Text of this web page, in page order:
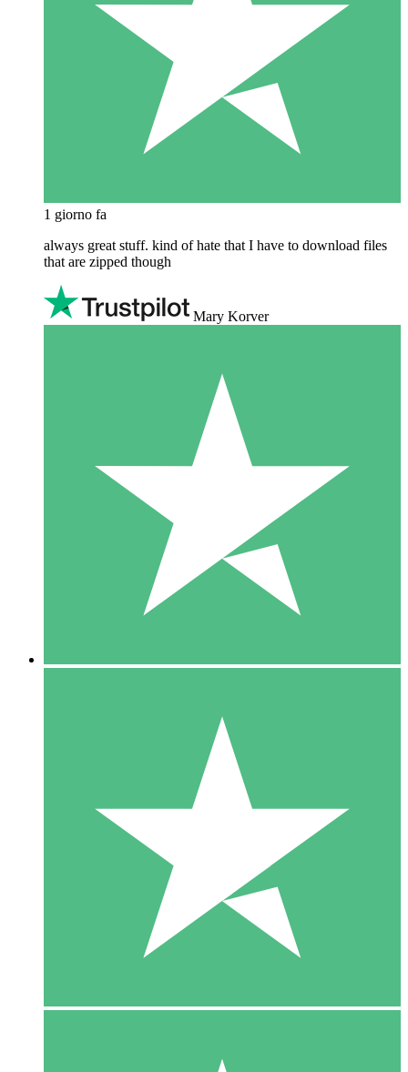
1 giorno fa
always great stuff. kind of hate that I have to download files
that are zipped though
Mary Korver